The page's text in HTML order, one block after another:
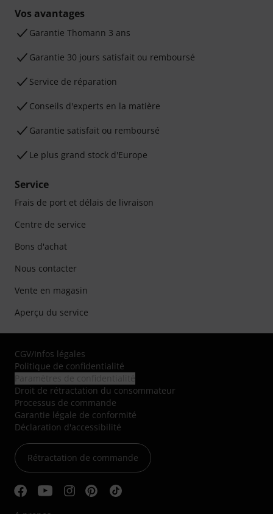
Vos avantages
Ga­ran­tie Thomann 3 ans
Garantie 30 jours satisfait ou remboursé
Service de réparation
Conseils d'experts en la matière
Garantie satisfait ou remboursé
Le plus grand stock d'Europe
Service
Frais de port et délais de livraison
Centre de service
Bons d'achat
Nous contacter
Vente en magasin
Aperçu du service
CGV/Infos légales
Politique de confidentialité
Droit de rétractation du consommateur
Processus de commande
Garantie légale de conformité
Déclaration d'accessibilité
Rétractation de commande